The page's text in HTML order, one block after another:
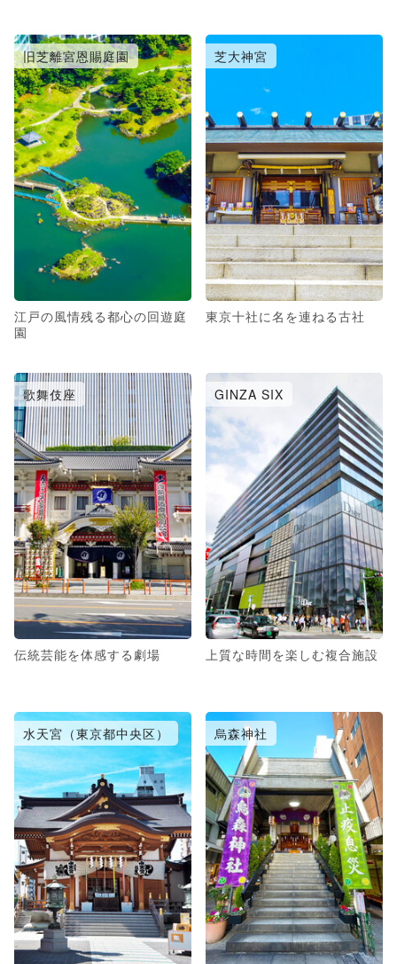
旧芝離宮恩賜庭園
江戸の風情残る都心の回遊庭
園
芝大神宮
東京十社に名を連ねる古社
歌舞伎座
伝統芸能を体感する劇場
GINZA SIX
上質な時間を楽しむ複合施設
水天宮（東京都中央区） 烏森神社